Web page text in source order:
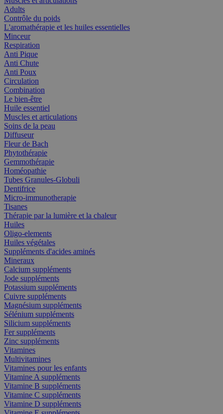
Adults
Contrôle du poids
L'aromathérapie et les huiles essentielles
Minceur
Respiration
Anti Pique
Anti Chute
Anti Poux
Circulation
Combination
Le bien-être
Huile essentiel
Muscles et articulations
Soins de la peau
Diffuseur
Fleur de Bach
Phytothérapie
Gemmothérapie
Homéopathie
Tubes Granules-Globuli
Dentifrice
Micro-immunotherapie
Tisanes
Thérapie par la lumière et la chaleur
Huiles
Oligo-elements
Huiles végétales
Suppléments d'acides aminés
Mineraux
Calcium suppléments
Jode suppléments
Potassium suppléments
Cuivre suppléments
Magnésium suppléments
Sélénium suppléments
Silicium suppléments
Fer suppléments
Zinc suppléments
Vitamines
Multivitamines
Vitamines pour les enfants
Vitamine A suppléments
Vitamine B suppléments
Vitamine C suppléments
Vitamine D suppléments